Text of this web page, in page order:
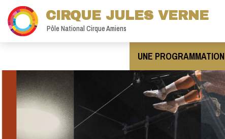
CIRQUE JULES VERNE
Pôle National Cirque Amiens
UNE PROGRAMMATION